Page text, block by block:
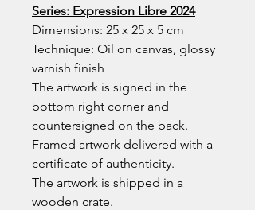
Series: Expression Libre 2024
Dimensions: 25 x 25 x 5 cm
Technique: Oil on canvas, glossy
varnish finish
The artwork is signed in the
bottom right corner and
countersigned on the back.
Framed artwork delivered with a
certificate of authenticity.
The artwork is shipped in a
wooden crate.